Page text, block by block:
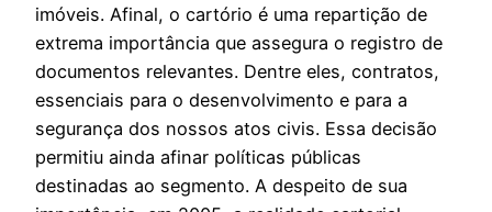
imóveis. Afinal, o cartório é uma repartição de
extrema importância que assegura o registro de
documentos relevantes. Dentre eles, contratos,
essenciais para o desenvolvimento e para a
segurança dos nossos atos civis. Essa decisão
permitiu ainda afinar políticas públicas
destinadas ao segmento. A despeito de sua